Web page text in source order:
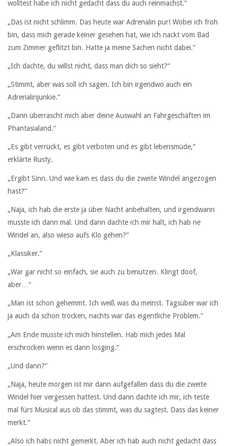
wolltest habe ich nicht gedacht dass du auch reinmachst.“
„Das ist nicht schlimm. Das heute war Adrenalin pur! Wobei ich froh
bin, dass mich gerade keiner gesehen hat, wie ich nackt vom Bad
zum Zimmer geflitzt bin. Hatte ja meine Sachen nicht dabei.“
„Ich dachte, du willst nicht, dass man dich so sieht?“
„Stimmt, aber was soll ich sagen. Ich bin irgendwo auch ein
Adrenalinjunkie.“
„Dann überrascht mich aber deine Auswahl an Fahrgeschäften im
Phantasialand.“
„Es gibt verrückt, es gibt verboten und es gibt lebensmüde,“
erklärte Rusty.
„Ergibt Sinn. Und wie kam es dass du die zweite Windel angezogen
hast?“
„Naja, ich hab die erste ja über Nacht anbehalten, und irgendwann
musste ich dann mal. Und dann dachte ich mir halt, ich hab ne
Windel an, also wieso aufs Klo gehen?“
„Klassiker.“
„War gar nicht so einfach, sie auch zu benutzen. Klingt doof,
aber…“
„Man ist schon gehemmt. Ich weiß was du meinst. Tagsüber war ich
ja auch da schon trocken, nachts war das eigentliche Problem.“
„Am Ende musste ich mich hinstellen. Hab mich jedes Mal
erschrocken wenn es dann losging.“
„Und dann?“
„Naja, heute morgen ist mir dann aufgefallen dass du die zweite
Windel hier vergessen hattest. Und dann dachte ich mir, ich teste
mal fürs Musical aus ob das stimmt, was du sagtest. Dass das keiner
merkt.“
„Also ich habs nicht gemerkt. Aber ich hab auch nicht gedacht dass